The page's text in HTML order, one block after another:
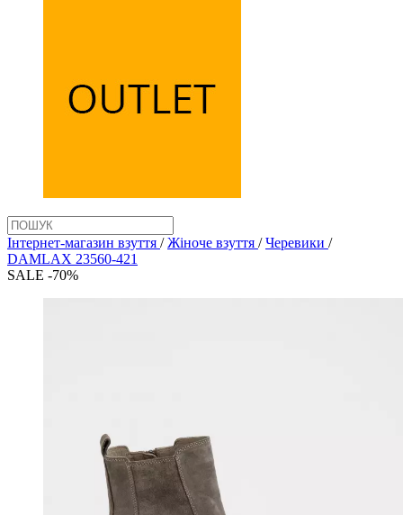
Інтернет-магазин взуття / Жіноче взуття / Черевики /
DAMLAX 23560-421
SALE -70%